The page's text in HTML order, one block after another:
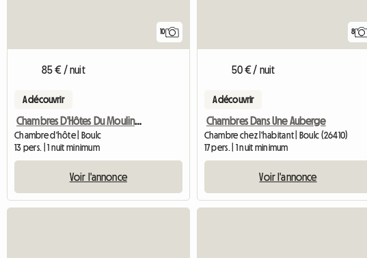
10
85 € / nuit
A découvrir
Chambres D'Hôtes Du Moulin De Ravel
Chambre d'hôte | Boulc
13 pers. | 1 nuit minimum
Voir l'annonce
8
50 € / nuit
A découvrir
Chambres Dans Une Auberge
Chambre chez l'habitant | Boulc (26410)
17 pers. | 1 nuit minimum
Voir l'annonce